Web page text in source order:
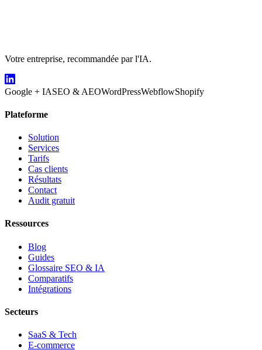
Votre entreprise, recommandée par l'IA.
Google + IASEO & AEOWordPressWebflowShopify
Plateforme
Solution
Services
Tarifs
Cas clients
Résultats
Contact
Audit gratuit
Ressources
Blog
Guides
Glossaire SEO & IA
Comparatifs
Intégrations
Secteurs
SaaS & Tech
E-commerce